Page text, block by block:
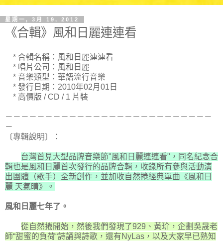
星期一, 3月 19, 2012
《合輯》風和日麗連連看
* 合輯名稱：風和日麗連連看
* 唱片公司：風和日麗
* 音樂類型：華語流行音樂
* 發行日期：2010年02月01日
* 高價版 / CD / 1 片裝
－－－－－－－－－－－－－－－－－－－－－－－－－－
－
〔專輯說明〕：
台灣首見大型品牌音樂節"風和日麗連連看"，同名紀念合
輯也是風和日麗首次發行的品牌合輯，收錄所有參與活動演
出團體（歌手）全新創作，並加收自然捲經典單曲《風和日
麗 天氣晴》。
風和日麗七年了。
從自然捲開始，然後我們發現了929、黃玠，企劃吳晟老
師“甜蜜的負荷“詩誦與詩歌，還有NyLas，以及大家早已熟知